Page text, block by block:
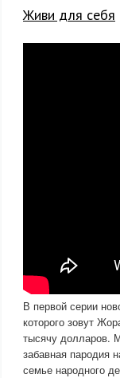
Живи для себя
В первой серии
которого зовут
тысячу долларов.
забавная пародия
семье народного